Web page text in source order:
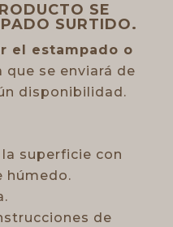
SE
SURTIDO.
el estampado o
que se enviará de
disponibilidad.
superficie con
húmedo.
de